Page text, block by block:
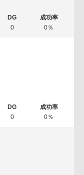
0 0％
0 0％